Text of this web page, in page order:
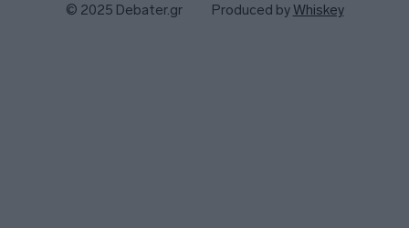
© 2025 Debater.gr Produced byWhiskey